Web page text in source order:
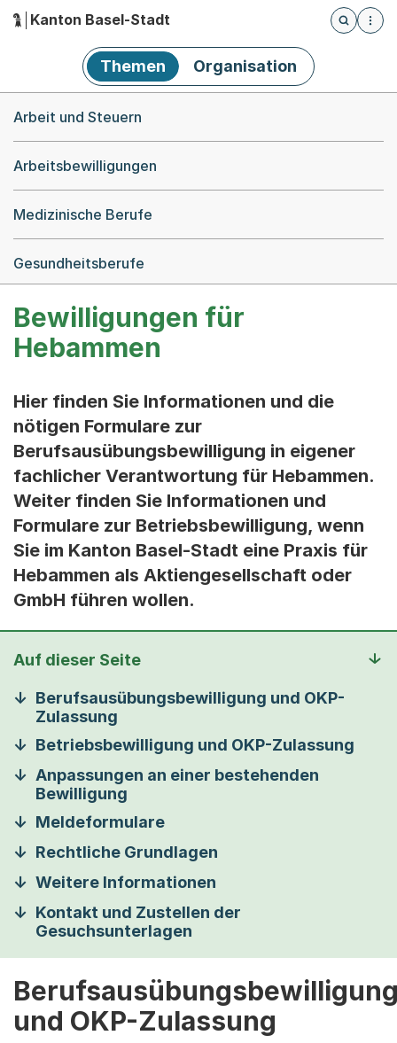
Hauptnavigation
Kanton Basel-Stadt
Öffnet
Themen Organisation
Arbeit und Steuern
Arbeitsbewilligungen
Medizinische Berufe
Gesundheitsberufe
Bewilligungen für
Hebammen
Hier finden Sie Informationen und die
nötigen Formulare zur
Berufsausübungsbewilligung in eigener
fachlicher Verantwortung für Hebammen.
Weiter finden Sie Informationen und
Formulare zur Betriebsbewilligung, wenn
Sie im Kanton Basel-Stadt eine Praxis für
Hebammen als Aktiengesellschaft oder
GmbH führen wollen.
Auf dieser Seite
Berufsausübungsbewilligung und OKP-
Zulassung
Betriebsbewilligung und OKP-Zulassung
Anpassungen an einer bestehenden
Bewilligung
Meldeformulare
Rechtliche Grundlagen
Weitere Informationen
Kontakt und Zustellen der
Gesuchsunterlagen
und OKP-Zulassung